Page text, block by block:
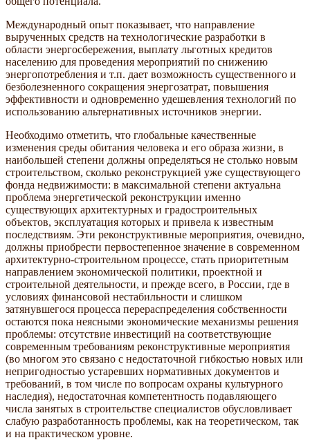
Международный опыт показывает, что направление
вырученных средств на технологические разработки в
области энергосбережения, выплату льготных кредитов
населению для проведения мероприятий по снижению
энергопотребления и т.п. дает возможность существенного и
безболезненного сокращения энергозатрат, повышения
эффективности и одновременно удешевления технологий по
использованию альтернативных источников энергии.
Необходимо отметить, что глобальные качественные
изменения среды обитания человека и его образа жизни, в
наибольшей степени должны определяться не столько новым
строительством, сколько реконструкцией уже существующего
фонда недвижимости: в максимальной степени актуальна
проблема энергетической реконструкции именно
существующих архитектурных и градостроительных
объектов, эксплуатация которых и привела к известным
последствиям. Эти реконструктивные мероприятия, очевидно,
должны приобрести первостепенное значение в современном
архитектурно-строительном процессе, стать приоритетным
направлением экономической политики, проектной и
строительной деятельности, и прежде всего, в России, где в
условиях финансовой нестабильности и слишком
затянувшегося процесса перераспределения собственности
остаются пока неясными экономические механизмы решения
проблемы: отсутствие инвестиций на соответствующие
современным требованиям реконструктивные мероприятия
(во многом это связано с недостаточной гибкостью новых или
непригодностью устаревших нормативных документов и
требований, в том числе по вопросам охраны культурного
наследия), недостаточная компетентность подавляющего
числа занятых в строительстве специалистов обусловливает
слабую разработанность проблемы, как на теоретическом, так
и на практическом уровне.